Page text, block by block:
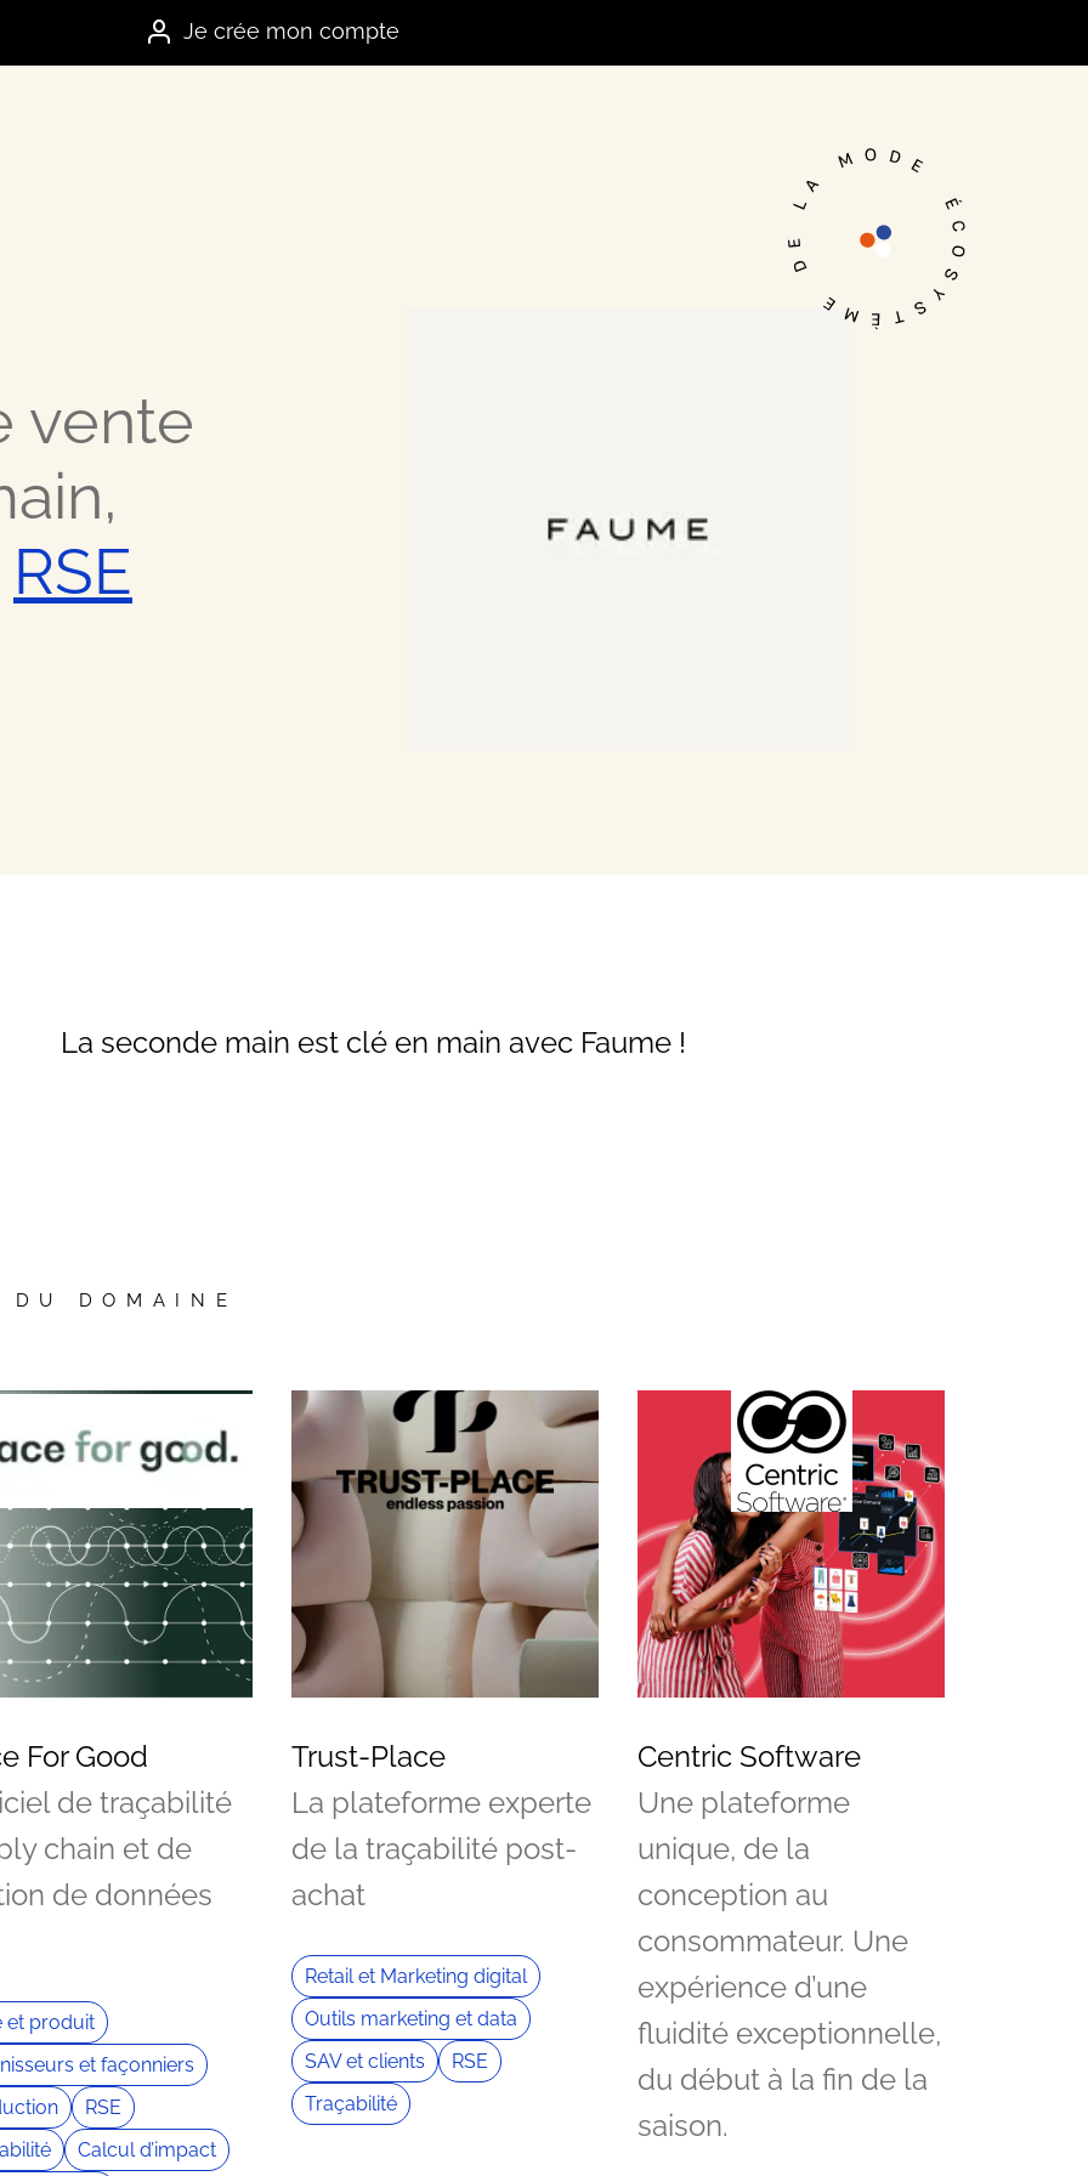
Je crée mon compte
Je me connecte
mode
vente
RSE
La seconde main est clé en main avec Faume !
DU DOMAINE
For Good
de traçabilité
chain et de
de données
et produit
et façonniers
RSE
Calcul d’impact
Trust-Place
La plateforme experte
de la traçabilité post-
achat
Retail et Marketing digital
Outils marketing et data
SAV et clients
RSE
Traçabilité
Centric Software
Une plateforme
unique, de la
conception au
consommateur. Une
expérience d’une
fluidité exceptionnelle,
du début à la fin de la
saison.